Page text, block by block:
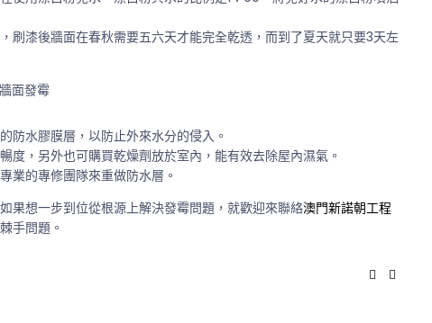
刷漆後牆面在春秋需要五六天才能完全乾透，而到了夏天就只要3天左
防水膠膜層，以防止外來水分的侵入。
，另外也可購買乾燥劑放於室內，能有效去除屋內濕氣。
業的專修團隊來重做防水層。
果想一步到位從根源上解決發霉問題，就歡迎來聯絡澳門新諾朝工程
手問題。
Facebook